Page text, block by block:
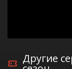
Другие